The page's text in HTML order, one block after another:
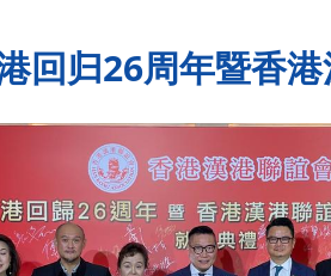
港回归26周年暨香